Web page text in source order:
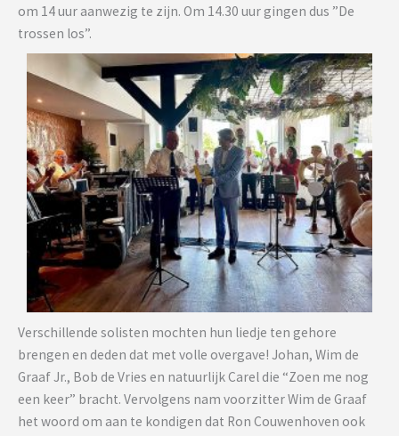
om 14 uur aanwezig te zijn. Om 14.30 uur gingen dus ”De
trossen los”.
Verschillende solisten mochten hun liedje ten gehore
brengen en deden dat met volle overgave! Johan, Wim de
Graaf Jr., Bob de Vries en natuurlijk Carel die “Zoen me nog
een keer” bracht. Vervolgens nam voorzitter Wim de Graaf
het woord om aan te kondigen dat Ron Couwenhoven ook